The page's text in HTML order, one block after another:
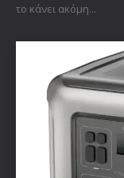
το κάνει ακόμη...